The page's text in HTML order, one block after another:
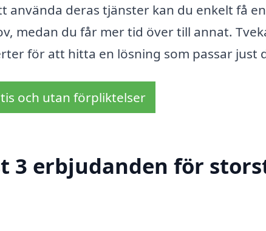
använda deras tjänster kan du enkelt få
medan du får mer tid över till annat.
för att hitta en lösning som passar just
och utan förpliktelser
3 erbjudanden för